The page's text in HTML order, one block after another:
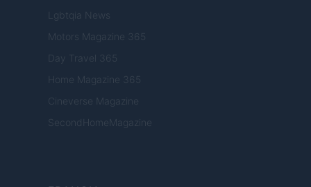
Lgbtqia News
Motors Magazine 365
Day Travel 365
Home Magazine 365
Cineverse Magazine
SecondHomeMagazine